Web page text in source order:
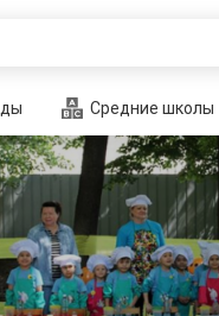
Средние школы